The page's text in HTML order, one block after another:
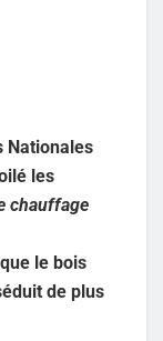
Nationales
les
chauffage
le bois
de plus